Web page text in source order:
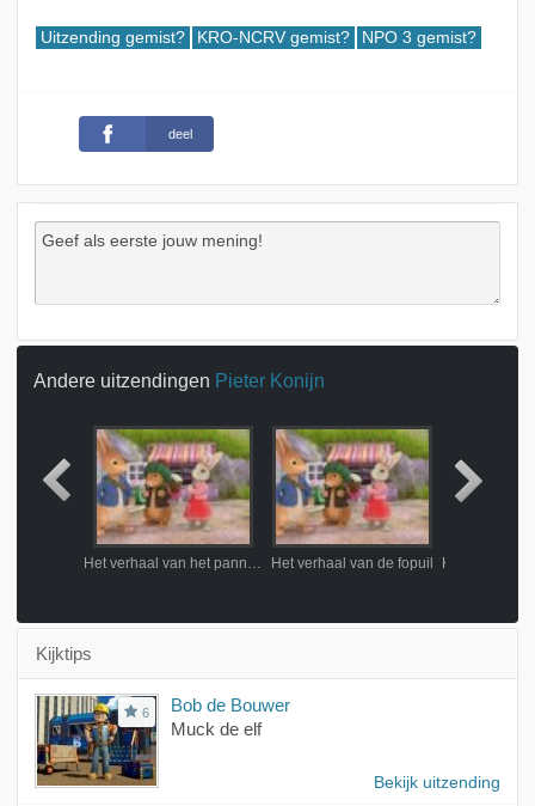
Uitzending gemist? KRO-NCRV gemist? NPO 3 gemist?
deel
Andere uitzendingen Pieter Konijn
Het verhaal van het pannenkoekprobleem Het verhaal van de fopuil
Kijktips
6
Bob de Bouwer
Muck de elf
Bekijk uitzending